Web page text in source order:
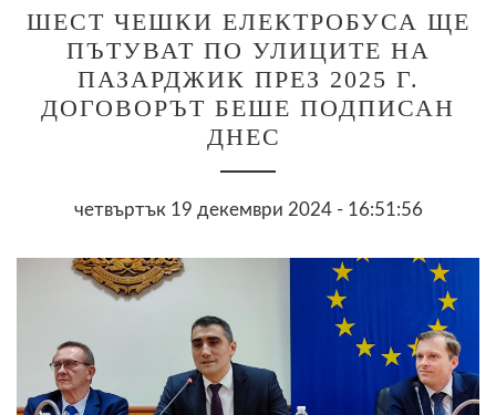
ШЕСТ ЧЕШКИ ЕЛЕКТРОБУСА ЩЕ
ПЪТУВАТ ПО УЛИЦИТЕ НА
ПАЗАРДЖИК ПРЕЗ 2025 Г.
ДОГОВОРЪТ БЕШЕ ПОДПИСАН
ДНЕС
четвъртък 19 декември 2024 - 16:51:56